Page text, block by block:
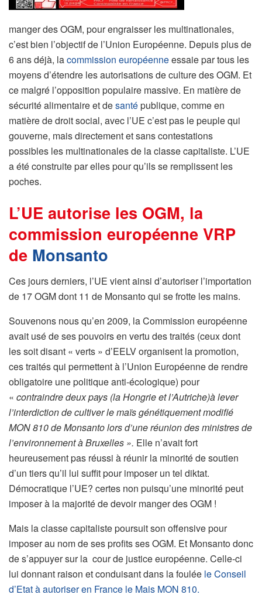
manger des OGM, pour engraisser les multinationales,
c’est bien l’objectif de l’Union Européenne. Depuis plus de
6 ans déjà, lacommission européenneessaie par tous les
moyens d’étendre les autorisations de culture des OGM. Et
ce malgré l’opposition populaire massive. En matière de
sécurité alimentaire et desantépublique, comme en
matière de droit social, avec l’UE c’est pas le peuple qui
gouverne, mais directement et sans contestations
possibles les multinationales de la classe capitaliste. L’UE
a été construite par elles pour qu’ils se remplissent les
poches.
L’UE autorise les OGM, la
commission européenne VRP
de Monsanto
Ces jours derniers, l’UE vient ainsi d’autoriser l’importation
de 17 OGM dont 11 de Monsanto qui se frotte les mains.
Souvenons nous qu’en 2009, la Commission européenne
avait usé de ses pouvoirs en vertu des traités (ceux dont
les soit disant « verts » d’EELV organisent la promotion,
ces traités qui permettent à l’Union Européenne de rendre
obligatoire une politique anti-écologique) pour
« contraindre deux pays (la Hongrie et l’Autriche)à lever
l’interdiction de cultiver le maïs génétiquement modifié
MON 810 de Monsanto lors d’une réunion des ministres de
l’environnement à Bruxelles ». Elle n’avait fort
heureusement pas réussi à réunir la minorité de soutien
d’un tiers qu’il lui suffit pour imposer un tel diktat.
Démocratique l’UE? certes non puisqu’une minorité peut
imposer à la majorité de devoir manger des OGM !
Mais la classe capitaliste poursuit son offensive pour
imposer au nom de ses profits ses OGM. Et Monsanto donc
de s’appuyer sur la cour de justice européenne. Celle-ci
lui donnant raison et conduisant dans la foulée le Conseil
d’Etat à autoriser en France le Mais MON 810.